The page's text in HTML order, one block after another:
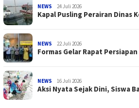
NEWS 24 Juli 2026
Kapal Pusling Perairan Dinas
NEWS 22 Juli 2026
Formas Gelar Rapat
NEWS 16 Juli 2026
Aksi Nyata Sejak Dini, Siswa